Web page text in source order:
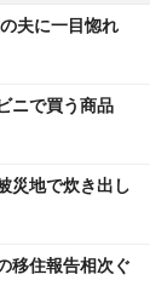
夫に一目惚れ
ニで買う商品
災地で炊き出し
移住報告相次ぐ